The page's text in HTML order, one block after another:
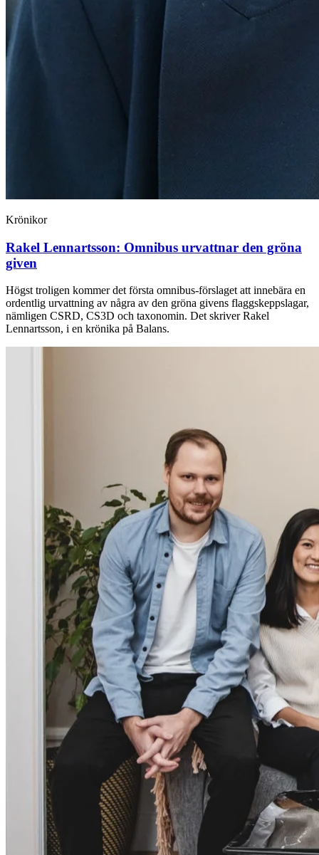
Krönikor
Rakel Lennartsson: Omnibus urvattnar den gröna
given
Högst troligen kommer det första omnibus-förslaget att innebära en
ordentlig urvattning av några av den gröna givens flaggskeppslagar,
nämligen CSRD, CS3D och taxonomin. Det skriver Rakel
Lennartsson, i en krönika på Balans.